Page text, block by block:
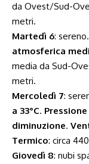
da Ovest/Sud-
metri.
Martedì 6:
atmosferica
media da Sud-
metri.
Mercoledì 7:
a 33°C.
diminuzione.
Termico: circa
Giovedì 8: nubi